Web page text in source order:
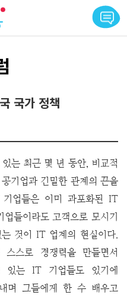
국가 정책
는 최근 몇 년 동안, 비교적
기업과 긴밀한 관계의 끈을
업들은 이미 과포화된 IT
들이라도 고객으로 모시기
것이 IT 업계의 현실이다.
스로 경쟁력을 만들면서
있는 IT 기업들도 있기에
며 그들에게 한 수 배우고